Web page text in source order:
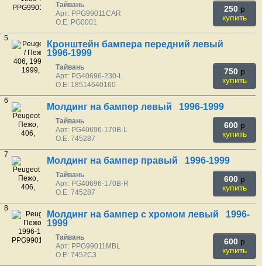
Тайвань
Арт: PPG99011CAR
O.E: PG0001
250 p
купить
5
Кронштейн бампера передний левый
1996-1999
Тайвань
Арт: PG40696-230-L
O.E: 18514640160
750 p
купить
6
Молдинг на бампер левый 1996-1999
Тайвань
Арт: PG40696-170B-L
O.E: 745287
600 p
купить
7
Молдинг на бампер правый 1996-1999
Тайвань
Арт: PG40696-170B-R
O.E: 745287
600 p
купить
8
Молдинг на бампер с хромом левый 1996-
1999
Тайвань
Арт: PPG99011MBL
O.E: 7452C3
600 p
купить